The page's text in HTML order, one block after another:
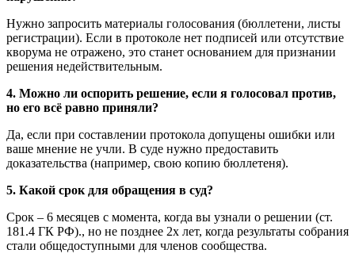
Нужно запросить материалы голосования (бюллетени, листы
регистрации). Если в протоколе нет подписей или отсутствие
кворума не отражено, это станет основанием для признании
решения недействительным.
4. Можно ли оспорить решение, если я голосовал против,
но его всё равно приняли?
Да, если при составлении протокола допущены ошибки или
ваше мнение не учли. В суде нужно предоставить
доказательства (например, свою копию бюллетеня).
5. Какой срок для обращения в суд?
Срок – 6 месяцев с момента, когда вы узнали о решении (ст.
181.4 ГК РФ)., но не позднее 2х лет, когда результаты собрания
стали общедоступными для членов сообщества.